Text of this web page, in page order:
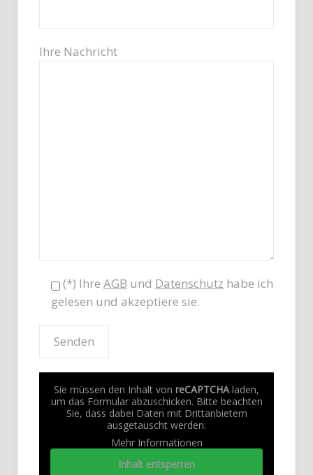
Ihre Nachricht
(*) Ihre AGB und Datenschutz habe ich
gelesen und akzeptiere sie.
Sie müssen den Inhalt von reCAPTCHAladen,
um das Formular abzuschicken. Bitte beachten
Sie, dass dabei Daten mit Drittanbietern
ausgetauscht werden.
Mehr Informationen
Inhalt entsperren